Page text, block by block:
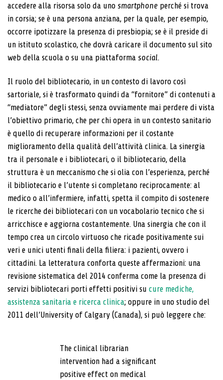
accedere alla risorsa solo da uno smartphone perché si trova
in corsia; se è una persona anziana, per la quale, per esempio,
occorre ipotizzare la presenza di presbiopia; se è il preside di
un istituto scolastico, che dovrà caricare il documento sul sito
web della scuola o su una piattaforma social.
Il ruolo del bibliotecario, in un contesto di lavoro così
sartoriale, si è trasformato quindi da “fornitore” di contenuti a
“mediatore” degli stessi, senza ovviamente mai perdere di vista
l’obiettivo primario, che per chi opera in un contesto sanitario
è quello di recuperare informazioni per il costante
miglioramento della qualità dell’attività clinica. La sinergia
tra il personale e i bibliotecari, o il bibliotecario, della
struttura è un meccanismo che si olia con l’esperienza, perché
il bibliotecario e l’utente si completano reciprocamente: al
medico o all’infermiere, infatti, spetta il compito di sostenere
le ricerche dei bibliotecari con un vocabolario tecnico che si
arricchisce e aggiorna costantemente. Una sinergia che con il
tempo crea un circolo virtuoso che ricade positivamente sui
veri e unici utenti finali della filiera: i pazienti, ovvero i
cittadini. La letteratura conforta queste affermazioni: una
revisione sistematica del 2014 conferma come la presenza di
servizi bibliotecari porti effetti positivi su cure mediche,
assistenza sanitaria e ricerca clinica; oppure in uno studio del
2011 dell’University of Calgary (Canada), si può leggere che:
The clinical librarian
intervention had a significant
positive effect on medical